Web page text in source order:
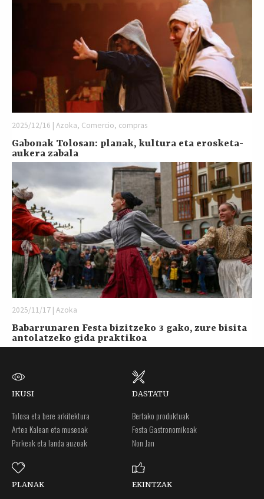
2025/12/16 | Azoka, Comercio, compras
Gabonak Tolosan: planak, kultura eta erosketa-
aukera zabala
2025/11/17 | Azoka
Babarrunaren Festa bizitzeko 3 gako, zure bisita
antolatzeko gida praktikoa
IKUSI
Tolosa eta bere arkitektura
Artea Kalean eta museoak
Parkeak eta landa auzoak
DASTATU
Bertako produktuak
Festa Gastronomikoak
Non Jan
PLANAK EKINTZAK